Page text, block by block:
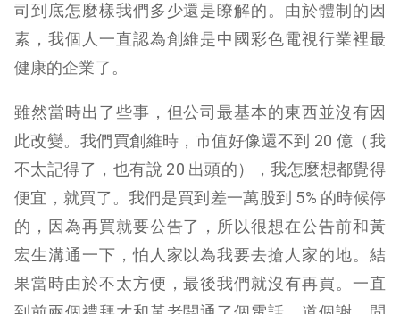
司到底怎麼樣我們多少還是瞭解的。由於體制的因
素，我個人一直認為創維是中國彩色電視行業裡最
健康的企業了。
雖然當時出了些事，但公司最基本的東西並沒有因
此改變。我們買創維時，市值好像還不到 20 億（我
不太記得了，也有說 20 出頭的），我怎麼想都覺得
便宜，就買了。我們是買到差一萬股到 5% 的時候停
的，因為再買就要公告了，所以很想在公告前和黃
宏生溝通一下，怕人家以為我要去搶人家的地。結
果當時由於不太方便，最後我們就沒有再買。一直